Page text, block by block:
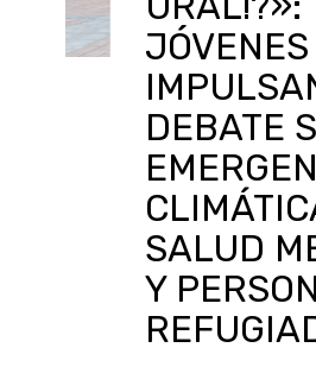
JÓVENES
DEBATE
SALUD
Y